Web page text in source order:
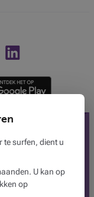
ons YouTube-kanaal
Linkedin
te surfen, dient u
U kan op
op